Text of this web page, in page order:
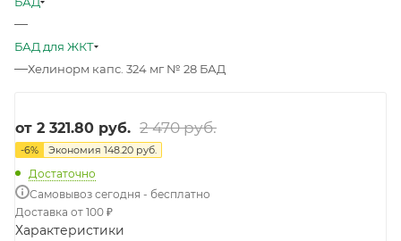
—
БАД для ЖКТ
—Хелинорм капс. 324 мг № 28 БАД
от 2 321.80 руб. 2 470 руб.
-6% Экономия 148.20 руб.
Достаточно
Самовывоз сегодня - бесплатно
Доставка от 100 ₽
Характеристики